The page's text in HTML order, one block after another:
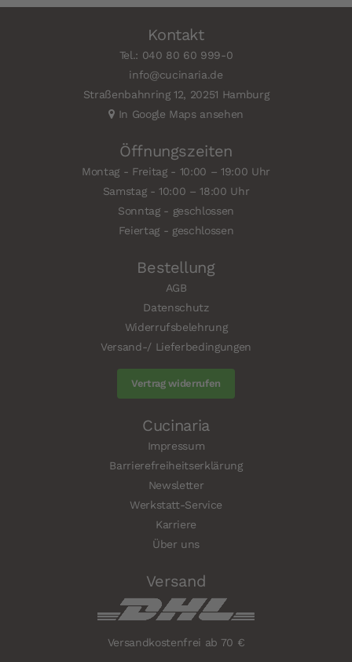
Kontakt
Tel.: 040 80 60 999-0
info@cucinaria.de
Straßenbahnring 12, 20251 Hamburg
In Google Maps ansehen
Öffnungszeiten
Montag - Freitag - 10:00 – 19:00 Uhr
Samstag - 10:00 – 18:00 Uhr
Sonntag - geschlossen
Feiertag - geschlossen
Bestellung
AGB
Datenschutz
Widerrufsbelehrung
Versand-/ Lieferbedingungen
Vertrag widerrufen
Cucinaria
Impressum
Barrierefreiheitserklärung
Newsletter
Werkstatt-Service
Karriere
Über uns
Versand
Versandkostenfrei ab 70 €